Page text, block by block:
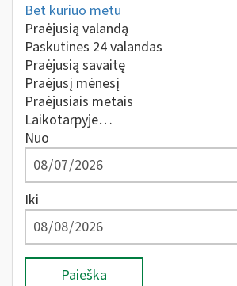
Bet kuriuo metu
Praėjusią valandą
Paskutines 24 valandas
Praėjusią savaitę
Praėjusį mėnesį
Praėjusiais metais
Laikotarpyje…
Nuo
Iki
Paieška